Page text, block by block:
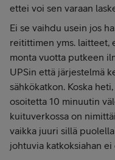
ettei voi sen varaan
Ei se vaihdu usein jos
reitittimen yms. laitteet,
monta vuotta putkeen
UPSin että järjestelmä
sähkökatkon. Koska
osoitetta 10 minuutin
kuituverkossa on
vaikka juuri sillä
johtuvia katkoksiahan ei